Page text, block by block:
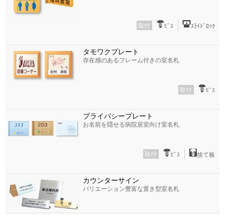
取付 ﾋﾞｽ ｽﾗｲﾄﾞﾛｯｸ
タモワクプレート
存在感のあるフレーム付きの室名札
取付 ﾋﾞｽ
プライバシープレート
お名前を隠せる病院居室向け室名札
取付 ﾋﾞｽ 捨て板
カウンターサイン
バリエーション豊富な置き型室名札